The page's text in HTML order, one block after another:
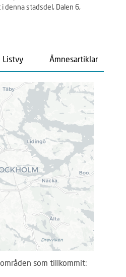
denna stadsdel, Dalen 6,
Listvy Ämnesartiklar
a
.
.
som tillkommit: